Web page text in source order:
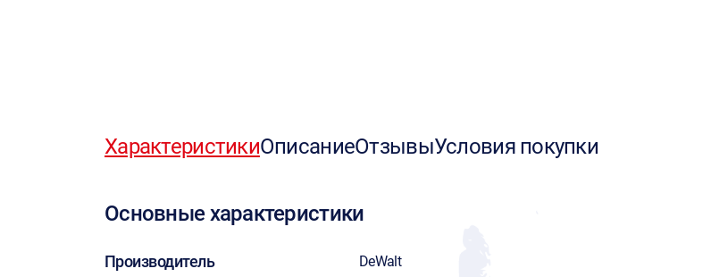
ХарактеристикиОписаниеОтзывыУсловия покупки
Основные характеристики
Производитель DeWalt